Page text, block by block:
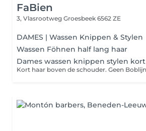
FaBien
3, Vlasrootweg Groesbeek 6562 ZE
DAMES | Wassen Knippen & Stylen
Wassen Föhnen half lang haar
Dames wassen knippen stylen kort